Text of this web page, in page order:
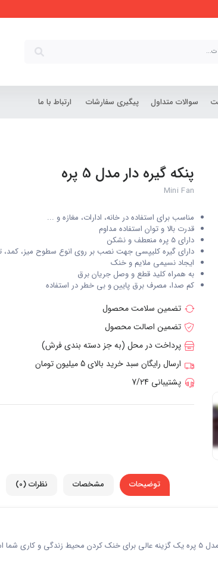
سوالات متداول پیگیری سفارشات ارتباط با ما
پنکه گیره دار مدل 5 پره
Mini Fan
مناسب برای استفاده در خانه، ادارات، مغازه و ...
قدرت بالا و توان استفاده مداوم
دارای 5 پره منعطف و نشکن
دارای گیره کلیپسی جهت نصب بر روی انوع سطوح میز،
ایجاد نسیمی ملایم و خنک
به همراه کلید قطع و وصل جریان برق
کم صدا، مصرف برق پایین و بی خطر در استفاده
تضمین سلامت محصول
تضمین اصالت محصول
پرداخت در محل (به جز دسته بندی فرش)
ارسال رایگان سبد خرید بالای 5 میلیون تومان
پشتیبانی 7/24
توضیحات مشخصات نظرات (0)
در دنیای امروز که دنبال راحتی و کارآمدی هستیم، پنکه گیره دار مدل 5 پره یک گزینه